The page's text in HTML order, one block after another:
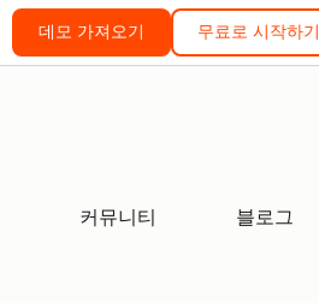
데모 가져오기 무료로 시작하기
커뮤니티 블로그